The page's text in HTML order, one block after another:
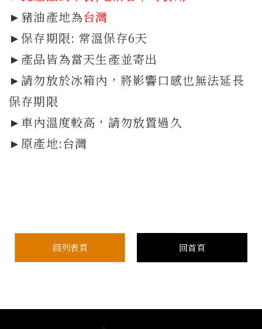
►豬油產地為台灣
►保存期限: 常溫保存6天
►產品皆為當天生產並寄出
►請勿放於冰箱內，將影響口感也無法延長
保存期限
►車內溫度較高，請勿放置過久
►原產地:台灣
回列表頁 回首頁